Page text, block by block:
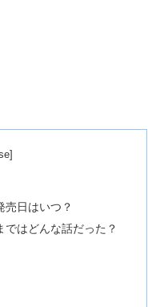
売日はいつ？
はどんな話だった？